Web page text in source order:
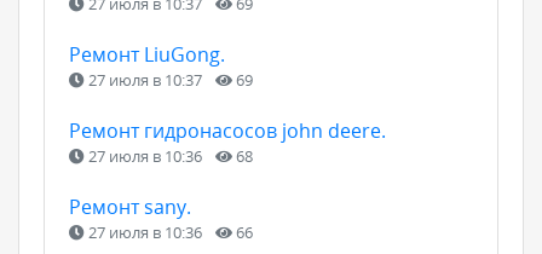
Ремонт LiuGong.
27 июля в 10:37 69
Ремонт гидронасосов john deere.
27 июля в 10:36 68
Ремонт sany.
27 июля в 10:36 66